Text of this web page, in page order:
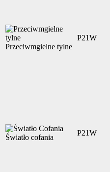
Przeciwmgielne tylne
P21W
Światło cofania
P21W